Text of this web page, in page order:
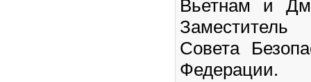
Вьетнам и
Совета
Федерации.